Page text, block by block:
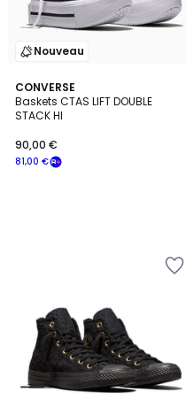
Nouveau
CONVERSE
Baskets CTAS LIFT DOUBLE
STACK HI
81,00 €
90,00 €